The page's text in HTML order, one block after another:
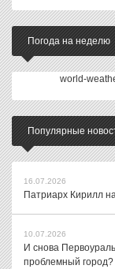
Погода на неделю
world-
Популярные
16.07.2026
Патриарх Кирилл
10.07.2026
И снова
проблемный город?